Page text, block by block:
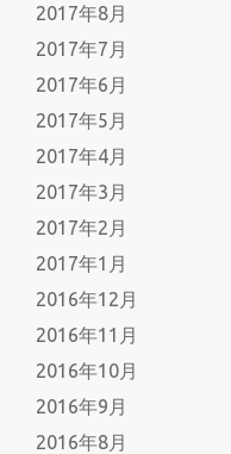
2017年8月
2017年7月
2017年6月
2017年5月
2017年4月
2017年3月
2017年2月
2017年1月
2016年12月
2016年11月
2016年10月
2016年9月
2016年8月